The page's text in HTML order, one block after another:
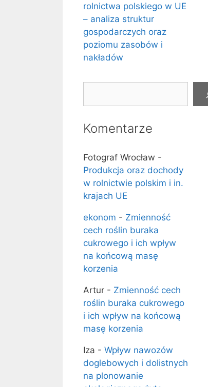
rolnictwa polskiego w UE
– analiza struktur
gospodarczych oraz
poziomu zasobów i
nakładów
Komentarze
Fotograf Wrocław -
Produkcja oraz dochody
w rolnictwie polskim i in.
krajach UE
ekonom - Zmienność
cech roślin buraka
cukrowego i ich wpływ
na końcową masę
korzenia
Artur - Zmienność cech
roślin buraka cukrowego
i ich wpływ na końcową
masę korzenia
Iza - Wpływ nawozów
doglebowych i dolistnych
na plonowanie